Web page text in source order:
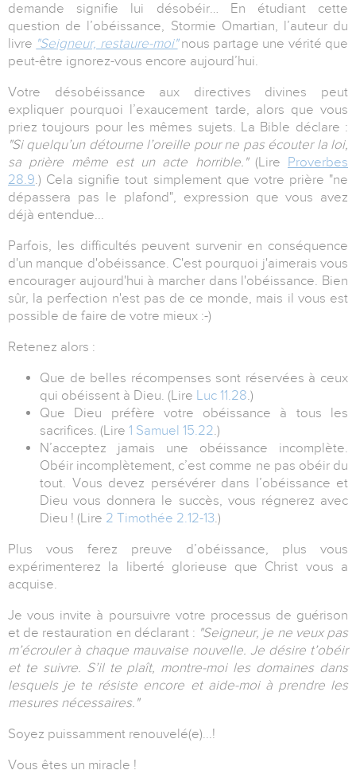
demande signifie lui désobéir… En étudiant cette
question de l’obéissance, Stormie Omartian, l’auteur du
livre "Seigneur, restaure-moi"nous partage une vérité que
peut-être ignorez-vous encore aujourd’hui.
Votre désobéissance aux directives divines peut
expliquer pourquoi l’exaucement tarde, alors que vous
priez toujours pour les mêmes sujets. La Bible déclare :
"Si quelqu’un détourne l’oreille pour ne pas écouter la loi,
sa prière même est un acte horrible."(Lire
Proverbes
28.9.) Cela signifie tout simplement que votre prière "ne
dépassera pas le plafond", expression que vous avez
déjà entendue...
Parfois, les difficultés peuvent survenir en conséquence
d'un manque d'obéissance. C'est pourquoi j'aimerais vous
encourager aujourd'hui à marcher dans l'obéissance. Bien
sûr, la perfection n'est pas de ce monde, mais il vous est
possible de faire de votre mieux :-)
Retenez alors :
Que de belles récompenses sont réservées à ceux
qui obéissent à Dieu. (Lire Luc 11.28.)
Que Dieu préfère votre obéissance à tous les
sacrifices. (Lire 1 Samuel 15.22.)
N’acceptez jamais une obéissance incomplète.
Obéir incomplètement, c’est comme ne pas obéir du
tout. Vous devez persévérer dans l’obéissance et
Dieu vous donnera le succès, vous régnerez avec
Dieu ! (Lire 2 Timothée 2.12-13.)
Plus vous ferez preuve d’obéissance, plus vous
expérimenterez la liberté glorieuse que Christ vous a
acquise.
Je vous invite à poursuivre votre processus de guérison
et de restauration en déclarant : "Seigneur, je ne veux pas
m’écrouler à chaque mauvaise nouvelle. Je désire t’obéir
et te suivre. S’il te plaît, montre-moi les domaines dans
lesquels je te résiste encore et aide-moi à prendre les
mesures nécessaires."
Soyez puissamment renouvelé(e)...!
Vous êtes un miracle !